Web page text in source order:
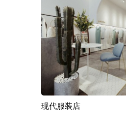
现代服装店